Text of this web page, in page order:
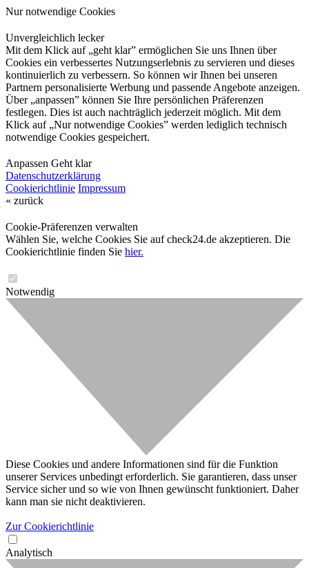
Nur notwendige Cookies
Unvergleichlich lecker
Mit dem Klick auf „geht klar” ermöglichen Sie uns Ihnen über
Cookies ein verbessertes Nutzungserlebnis zu servieren und dieses
kontinuierlich zu verbessern. So können wir Ihnen bei unseren
Partnern personalisierte Werbung und passende Angebote anzeigen.
Über „anpassen” können Sie Ihre persönlichen Präferenzen
festlegen. Dies ist auch nachträglich jederzeit möglich. Mit dem
Klick auf „Nur notwendige Cookies” werden lediglich technisch
notwendige Cookies gespeichert.
Anpassen Geht klar
Datenschutzerklärung
Cookierichtlinie Impressum
« zurück
Cookie-Präferenzen verwalten
Wählen Sie, welche Cookies Sie auf check24.de akzeptieren. Die
Cookierichtlinie finden Sie hier.
Notwendig
Diese Cookies und andere Informationen sind für die Funktion
unserer Services unbedingt erforderlich. Sie garantieren, dass unser
Service sicher und so wie von Ihnen gewünscht funktioniert. Daher
kann man sie nicht deaktivieren.
Zur Cookierichtlinie
Analytisch